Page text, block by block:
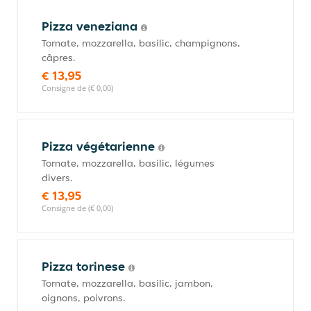
Pizza veneziana
Tomate, mozzarella, basilic, champignons,
câpres.
€ 13,95
Consigne de (€ 0,00)
Pizza végétarienne
Tomate, mozzarella, basilic, légumes
divers.
€ 13,95
Consigne de (€ 0,00)
Pizza torinese
Tomate, mozzarella, basilic, jambon,
oignons, poivrons.